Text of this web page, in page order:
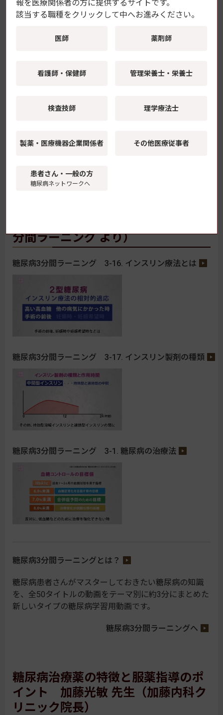
2年
他のインスリン製剤を併用する。以後症状及び検
上記用量を超えて使用することがある。糖尿病昏
分間ラーニング より）
糖尿病3分間ラーニング 3-16. インスリン療法とは
糖尿病3分間ラーニング 3-17. インスリン製剤の種類
糖尿病3分間ラーニング 3-1. 糖尿病の治療法
糖尿病3分間ラーニングとは？
糖尿病患者さんがマスターしておきたい糖尿病の知識
を、全50タイトルの動画をテーマ別に約3分にまとめた
新しいタイプの糖尿病学習用動画です。
糖尿病3分間ラーニングへ
糖尿病治療薬の特徴と服薬指導のポ
イント 加藤光敏 先生（加藤内科ク
リニック院長）
報を 医療関係者の方に提供するサイトです。
該当する職種をクリックして中へお進みください。
医師 薬剤師
看護師・保健師 管理栄養士・栄養士
検査技師 理学療法士
製薬・医療機器企業関係者 その他医療従事者
患者さん・一般の方
糖尿病ネットワークへ